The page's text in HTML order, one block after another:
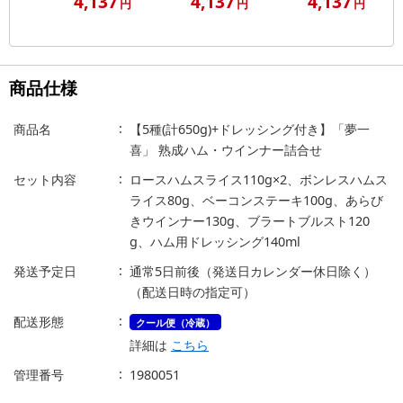
円 円 円
商品仕様
商品名
【5種(計650g)+ドレッシング付き】「夢一
喜」 熟成ハム・ウインナー詰合せ
セット内容
ロースハムスライス110g×2、ボンレスハムス
ライス80g、ベーコンステーキ100g、あらび
きウインナー130g、ブラートブルスト120
g、ハム用ドレッシング140ml
発送予定日
通常5日前後（発送日カレンダー休日除く）
（配送日時の指定可）
配送形態
クール便（冷蔵）
詳細は こちら
管理番号
1980051